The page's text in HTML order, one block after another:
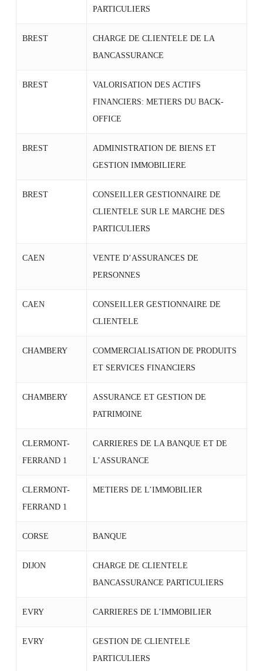
PARTICULIERS
BREST
CHARGE DE CLIENTELE DE LA
BANCASSURANCE
BREST
VALORISATION DES ACTIFS
FINANCIERS: METIERS DU BACK-
OFFICE
BREST
ADMINISTRATION DE BIENS ET
GESTION IMMOBILIERE
BREST
CONSEILLER GESTIONNAIRE DE
CLIENTELE SUR LE MARCHE DES
PARTICULIERS
CAEN
VENTE D’ASSURANCES DE
PERSONNES
CAEN
CONSEILLER GESTIONNAIRE DE
CLIENTELE
CHAMBERY
COMMERCIALISATION DE PRODUITS
ET SERVICES FINANCIERS
CHAMBERY
ASSURANCE ET GESTION DE
PATRIMOINE
CLERMONT-
FERRAND 1
CARRIERES DE LA BANQUE ET DE
L’ASSURANCE
CLERMONT-
FERRAND 1
METIERS DE L’IMMOBILIER
CORSE BANQUE
DIJON
CHARGE DE CLIENTELE
BANCASSURANCE PARTICULIERS
EVRY CARRIERES DE L’IMMOBILIER
EVRY
GESTION DE CLIENTELE
PARTICULIERS